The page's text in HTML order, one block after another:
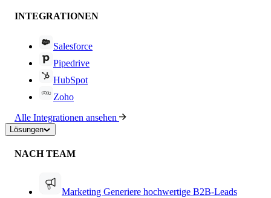
INTEGRATIONEN
Salesforce
Pipedrive
HubSpot
Zoho
Alle Integrationen ansehen
Lösungen
NACH TEAM
Marketing Generiere hochwertige B2B-Leads